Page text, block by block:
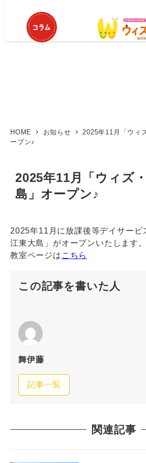
動HOME お知らせ
2025年11月「ウィ
ープン♪
2025年11月「ウィズ
島」オープン♪
2025年11月に放課後等デイサービ
江東大島」がオープンいたします。
教室ページは こちら
この記事を書いた人
舞伊藤
記事一覧
関連記事